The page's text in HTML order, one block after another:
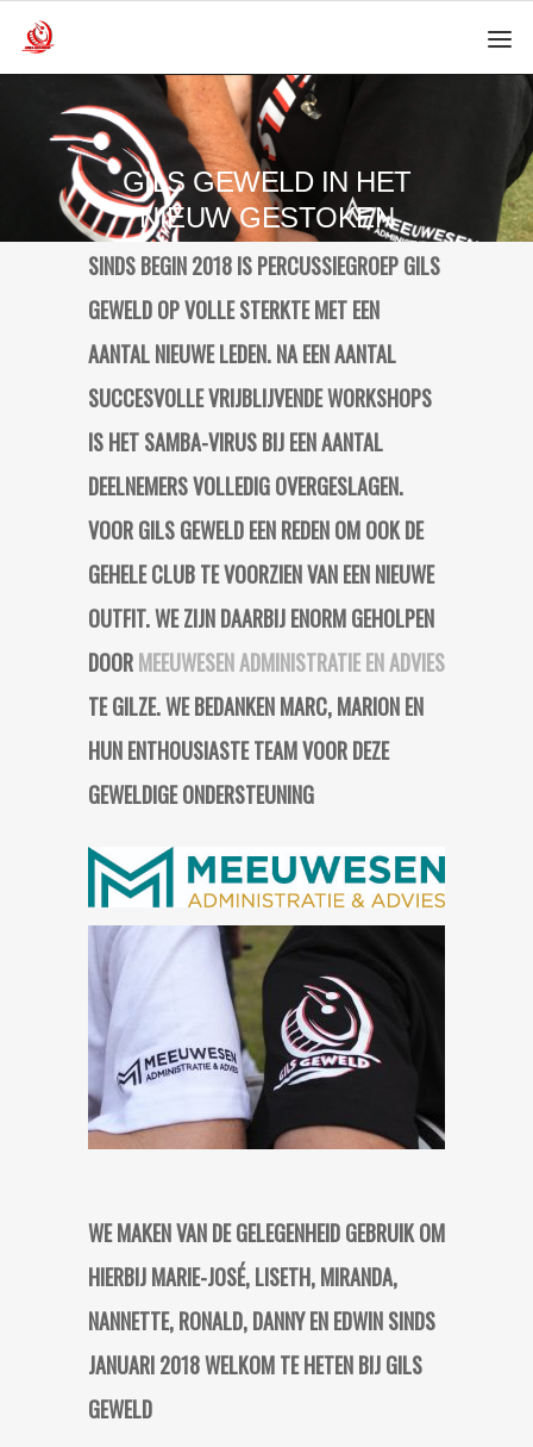
GILS GEWELD IN HET
NIEUW GESTOKEN
SINDS BEGIN 2018 IS PERCUSSIEGROEP GILS
GEWELD OP VOLLE STERKTE MET EEN
AANTAL NIEUWE LEDEN. NA EEN AANTAL
SUCCESVOLLE VRIJBLIJVENDE WORKSHOPS
IS HET SAMBA-VIRUS BIJ EEN AANTAL
DEELNEMERS VOLLEDIG OVERGESLAGEN.
VOOR GILS GEWELD EEN REDEN OM OOK DE
GEHELE CLUB TE VOORZIEN VAN EEN NIEUWE
OUTFIT. WE ZIJN DAARBIJ ENORM GEHOLPEN
DOORMEEUWESEN ADMINISTRATIE EN ADVIES
TE GILZE. WE BEDANKEN MARC, MARION EN
HUN ENTHOUSIASTE TEAM VOOR DEZE
GEWELDIGE ONDERSTEUNING
WE MAKEN VAN DE GELEGENHEID GEBRUIK OM
HIERBIJ MARIE-JOSÉ, LISETH, MIRANDA,
NANNETTE, RONALD, DANNY EN EDWIN SINDS
JANUARI 2018 WELKOM TE HETEN BIJ GILS
GEWELD